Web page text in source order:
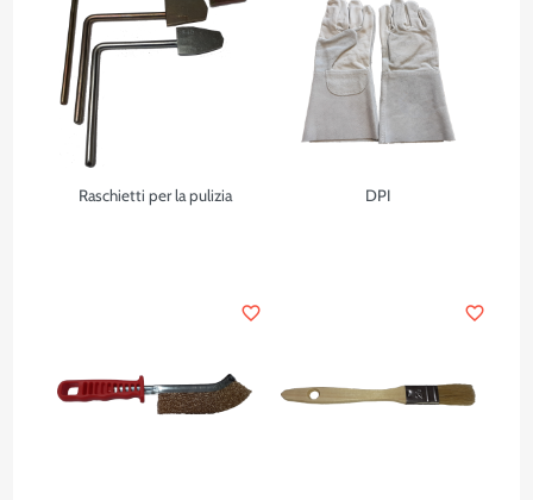
Raschietti per la pulizia DPI
favorite_border favorite_border